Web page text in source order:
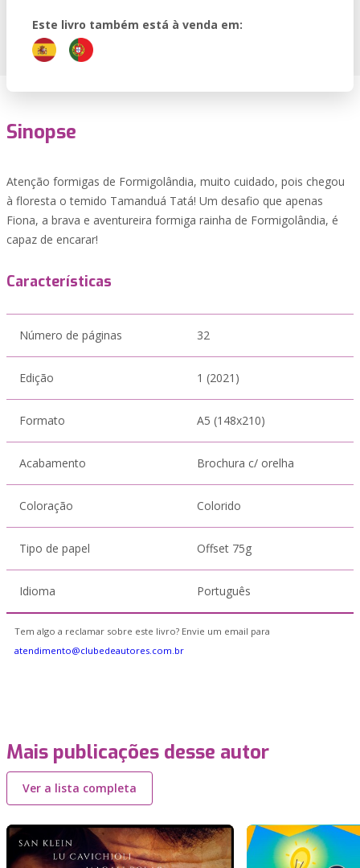
Este livro também está à venda em:
Sinopse
Atenção formigas de Formigolândia, muito cuidado, pois chegou
à floresta o temido Tamanduá Tatá! Um desafio que apenas
Fiona, a brava e aventureira formiga rainha de Formigolândia, é
capaz de encarar!
Características
Número de páginas 32
Edição 1 (2021)
Formato A5 (148x210)
Acabamento Brochura c/ orelha
Coloração Colorido
Tipo de papel Offset 75g
Idioma Português
Tem algo a reclamar sobre este livro? Envie um email para
atendimento@clubedeautores.com.br
Mais publicações desse autor
Ver a lista completa